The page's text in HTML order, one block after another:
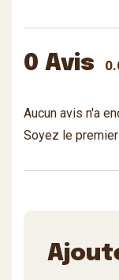
0 Avis
Aucun avis n'a
Soyez le